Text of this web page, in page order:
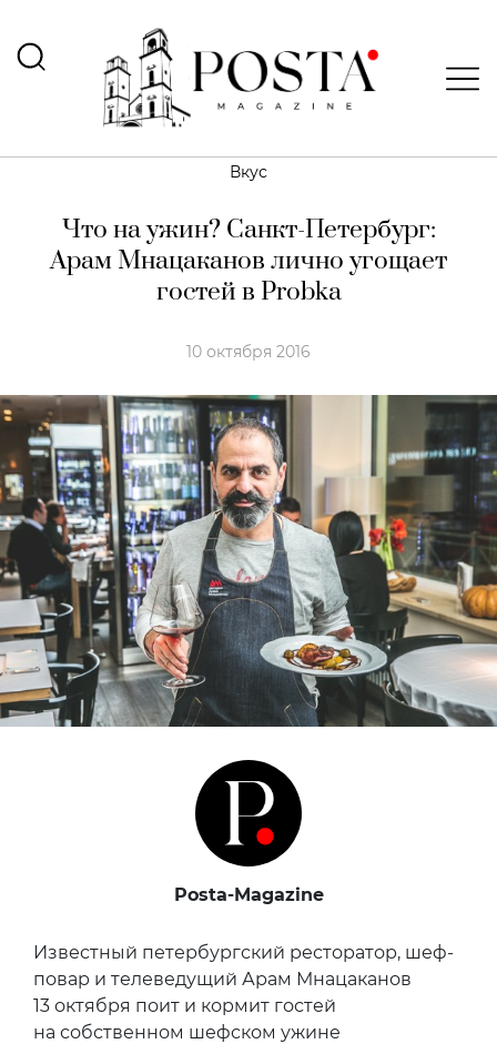
Вкус
Что на ужин? Санкт-Петербург:
Арам Мнацаканов лично угощает
гостей в Probka
10 октября 2016
Posta-Magazine
Известный петербургский ресторатор, шеф-
повар и телеведущий Арам Мнацаканов
13 октября поит и кормит гостей
на собственном шефском ужине